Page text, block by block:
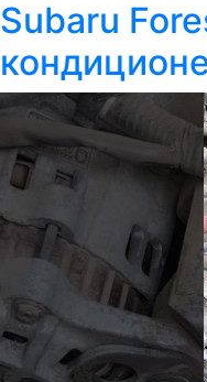
Subaru